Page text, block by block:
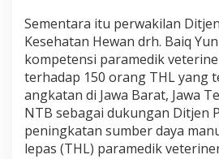
Sementara itu perwakilan
Kesehatan Hewan drh. Baiq
kompetensi paramedik
terhadap 150 orang THLyang
angkatan di Jawa Barat, Jawa
NTB sebagai dukungan Ditjen
peningkatan sumber daya
lepas (THL) paramedik